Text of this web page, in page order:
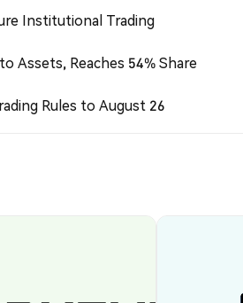
Institutional Trading
Assets, Reaches 54% Share
Rules to August 26